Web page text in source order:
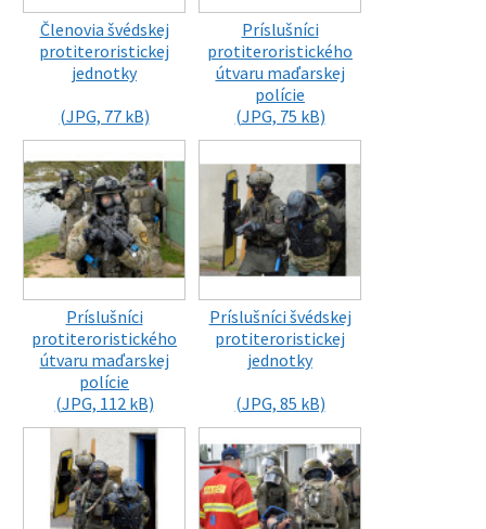
Členovia švédskej
protiteroristickej
jednotky
(JPG, 77 kB)
Príslušníci
protiteroristického
útvaru maďarskej
polície
(JPG, 75 kB)
Príslušníci
protiteroristického
útvaru maďarskej
polície
(JPG, 112 kB)
Príslušníci švédskej
protiteroristickej
jednotky
(JPG, 85 kB)